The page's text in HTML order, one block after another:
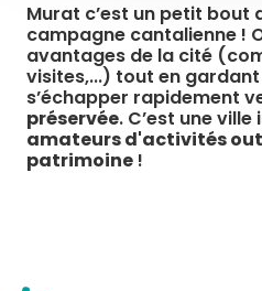
Murat c’est un petit bout
campagne cantalienne !
avantages de la cité
visites,...) tout en
s’échapper rapidement
préservée. C’est une
amateurs d'activités
patrimoine !